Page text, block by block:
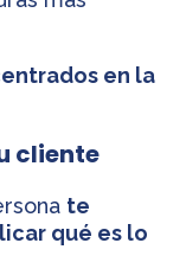
en la
cliente
te
qué es lo